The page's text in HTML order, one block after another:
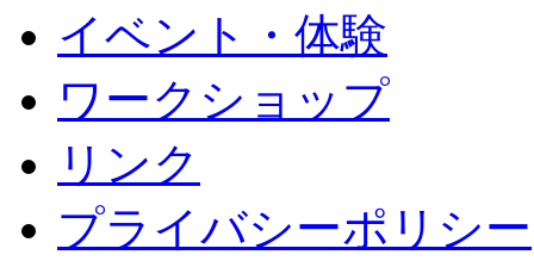
イベント・体験
ワークショップ
リンク
プライバシーポリシー